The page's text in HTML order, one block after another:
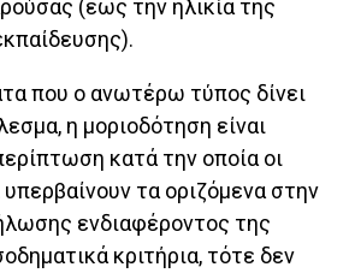
(έως την ηλικία της
που ο ανωτέρω τύπος δίνει
η μοριοδότηση είναι
κατά την οποία οι
τα οριζόμενα στην
ενδιαφέροντος της
κριτήρια, τότε δεν